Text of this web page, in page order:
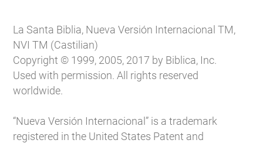
La Santa Biblia, Nueva Versión Internacional TM,
NVI TM (Castilian)
Copyright © 1999, 2005, 2017 by Biblica, Inc.
Used with permission. All rights reserved
worldwide.
“Nueva Versión Internacional” is a trademark
registered in the United States Patent and